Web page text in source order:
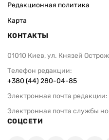
Редакционная политика
Карта
КОНТАКТЫ
01010 Киев, ул. Князей
Телефон редакции:
+380 (44) 280-04-85
Электронная почта редакции:
Электронная почта службы
СОЦСЕТИ